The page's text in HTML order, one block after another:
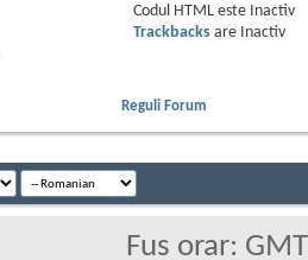
Codul HTML este
Inactiv
Trackbacksare
Inactiv
Reguli Forum
Fus orar: